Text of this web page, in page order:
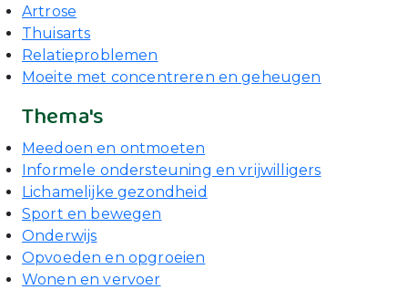
Artrose
Thuisarts
Relatieproblemen
Moeite met concentreren en geheugen
Thema's
Meedoen en ontmoeten
Informele ondersteuning en vrijwilligers
Lichamelijke gezondheid
Sport en bewegen
Onderwijs
Opvoeden en opgroeien
Wonen en vervoer